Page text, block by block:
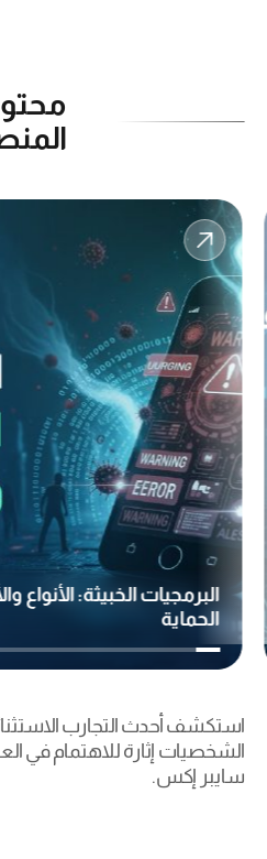
البرمجيات الخبيثة: الأنواع
الحماية
استكشف أحدث التجارب
الشخصيات إثارة للاهتمام في
سايبر إكس.